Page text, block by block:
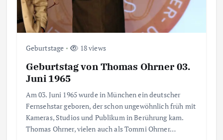
Geburtstage 18 views
Geburtstag von Thomas Ohrner 03.
Juni 1965
Am 03. Juni 1965 wurde in München ein deutscher
Fernsehstar geboren, der schon ungewöhnlich früh mit
Kameras, Studios und Publikum in Berührung kam.
Thomas Ohrner, vielen auch als Tommi Ohrner…